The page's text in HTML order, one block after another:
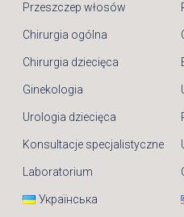
Przeszczep włosów
Chirurgia ogólna
Chirurgia dziecięca
Ginekologia
Urologia dziecięca
Konsultacje specjalistyczne
Laboratorium
Українська